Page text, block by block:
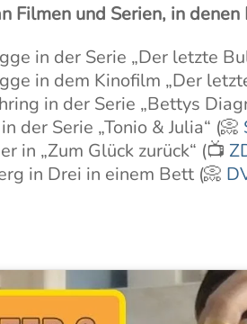
Filmen und Serien, in
in der Serie „Der letzte
in dem Kinofilm „Der
in der Serie „Bettys
der Serie „Tonio & Julia“ (📀
in „Zum Glück zurück“ (📺
in Drei in einem Bett (📀